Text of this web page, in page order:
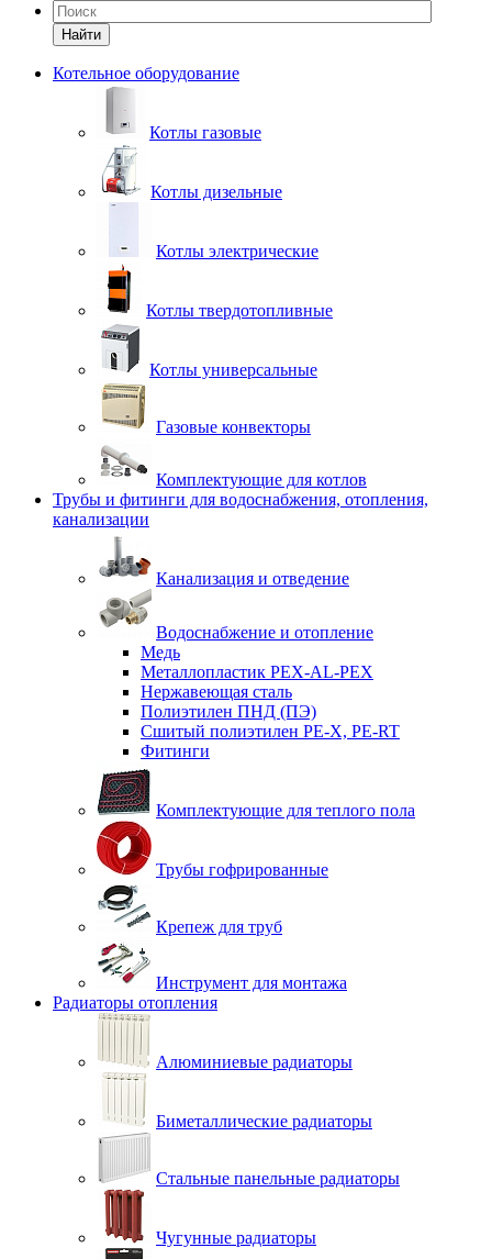
Найти
Котельное оборудование
Котлы газовые
Котлы дизельные
Котлы электрические
Котлы твердотопливные
Котлы универсальные
Газовые конвекторы
Комплектующие для котлов
Трубы и фитинги для водоснабжения, отопления,
канализации
Канализация и отведение
Водоснабжение и отопление
Медь
Металлопластик PEX-AL-PEX
Нержавеющая сталь
Полиэтилен ПНД (ПЭ)
Сшитый полиэтилен PE-X, PE-RT
Фитинги
Комплектующие для теплого пола
Трубы гофрированные
Крепеж для труб
Инструмент для монтажа
Радиаторы отопления
Алюминиевые радиаторы
Биметаллические радиаторы
Стальные панельные радиаторы
Чугунные радиаторы